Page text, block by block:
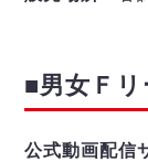
■男女Ｆリ
公式動画配信